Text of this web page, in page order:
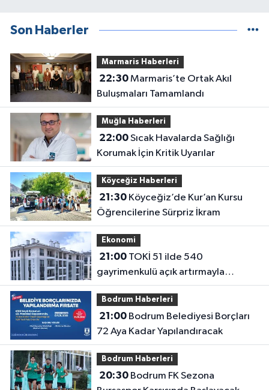
Son Haberler
Marmaris Haberleri
22:30Marmaris’te Ortak Akıl
Buluşmaları Tamamlandı
Muğla Haberleri
22:00Sıcak Havalarda Sağlığı
Korumak İçin Kritik Uyarılar
Köyceğiz Haberleri
21:30Köyceğiz’de Kur’an Kursu
Öğrencilerine Sürpriz İkram
Ekonomi
21:00TOKİ 51 ilde 540
gayrimenkulü açık artırmayla
satıyor: Fiyatlar 700 bin liradan
başlıyor
Bodrum Haberleri
21:00Bodrum Belediyesi Borçları
72 Aya Kadar Yapılandıracak
Bodrum Haberleri
20:30Bodrum FK Sezona